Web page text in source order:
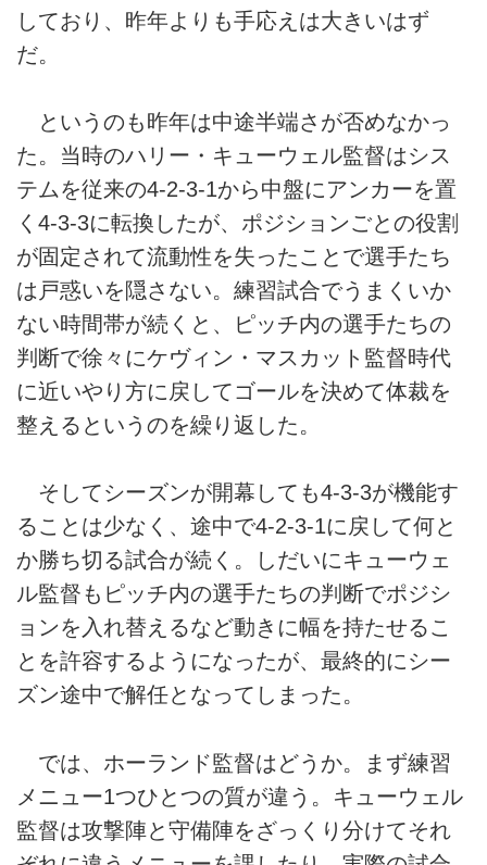
しており、昨年よりも手応えは大きいはず
だ。
というのも昨年は中途半端さが否めなかっ
た。当時のハリー・キューウェル監督はシス
テムを従来の4-2-3-1から中盤にアンカーを置
く4-3-3に転換したが、ポジションごとの役割
が固定されて流動性を失ったことで選手たち
は戸惑いを隠さない。練習試合でうまくいか
ない時間帯が続くと、ピッチ内の選手たちの
判断で徐々にケヴィン・マスカット監督時代
に近いやり方に戻してゴールを決めて体裁を
整えるというのを繰り返した。
そしてシーズンが開幕しても4-3-3が機能す
ることは少なく、途中で4-2-3-1に戻して何と
か勝ち切る試合が続く。しだいにキューウェ
ル監督もピッチ内の選手たちの判断でポジシ
ョンを入れ替えるなど動きに幅を持たせるこ
とを許容するようになったが、最終的にシー
ズン途中で解任となってしまった。
では、ホーランド監督はどうか。まず練習
メニュー1つひとつの質が違う。キューウェル
監督は攻撃陣と守備陣をざっくり分けてそれ